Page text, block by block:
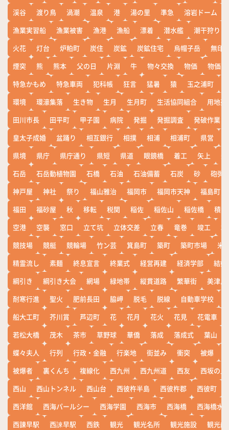
渓谷
渡り鳥 渦潮 温泉 港 湯の里 準急 溶岩ドーム
漁業実習船
漁業被害 漁港 漁船 漂着 潜水艦
潮干狩り
火花
灯台 炉粕町 炭住 炭鉱 炭鉱住宅 烏帽子岳
無印
煙突
熊 熊本 父の日 片淵 牛 物々交換 物価
物価高
特急かもめ
特急車両 犯科帳 狂言 猛暑 猿 玉之浦町
環境
環濠集落 生き物 生月 生月町 生活協同組合
用地売
田川市長
田平町 甲子園 病院 発掘 発掘調査
発破作業
皇太子成婚
盆踊り 相互銀行 相撲 相浦 相浦町 県営
県境
県庁 県庁通り 県短 県道 眼鏡橋 着工 矢上
石岳
石岳動植物園 石橋 石油 石油備蓄 石炭 砂
砲弾
神戸屋
神社 祭り 福山雅治 福岡市 福岡市天神
福島町
福田
福砂屋 秋 移転 税関 稲佐 稲佐山 稲佐橋
積雪
空港
空襲 窓口 立て坑 立体交差 立春 竜巻 竣工
競技場
競艇 競輪場 竹ン芸 箕島町 築町 築町市場
米
精霊流し
素麺 終息宣言 終業式 経営再建 経済学部
結婚
綱引き
綱引き大会 網場 緑地帯 縦貫道路 繁華街
美津島
耐寒行進
聖火 肥前長田 脇岬 脱毛 脱線 自動車学校
船大工町
芥川賞 芦辺町 花 花月 花火 花見 花電車
若松大橋
茂木 茶市 草野球 華僑 落成 落成式 葉山
蝶々夫人
行列 行政・金融 行楽地 街並み 衝突 被爆
被爆者
裏くんち 複線化 西九州 西九州道 西友
西坂の丘
西山
西山トンネル 西山台 西彼杵半島 西彼杵郡 西彼町
西洋館
西海パールシー 西海学園 西海市 西海橋
西海橋水
西諌早駅
西諫早駅 西鉄 観光 観光名所 観光施設
観光船